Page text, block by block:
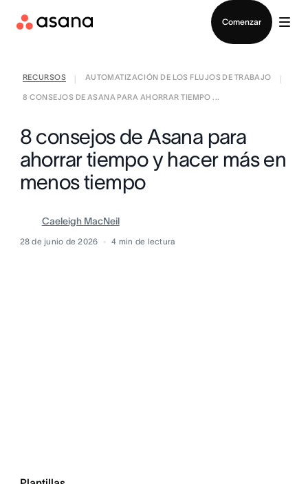
Comenzar
RECURSOS AUTOMATIZACIÓN DE LOS FLUJOS DE TRABAJO
8 CONSEJOS DE ASANA PARA AHORRAR TIEMPO ...
8 consejos de Asana para
ahorrar tiempo y hacer más en
menos tiempo
Caeleigh MacNeil
28 de junio de 2026 4 min de lectura